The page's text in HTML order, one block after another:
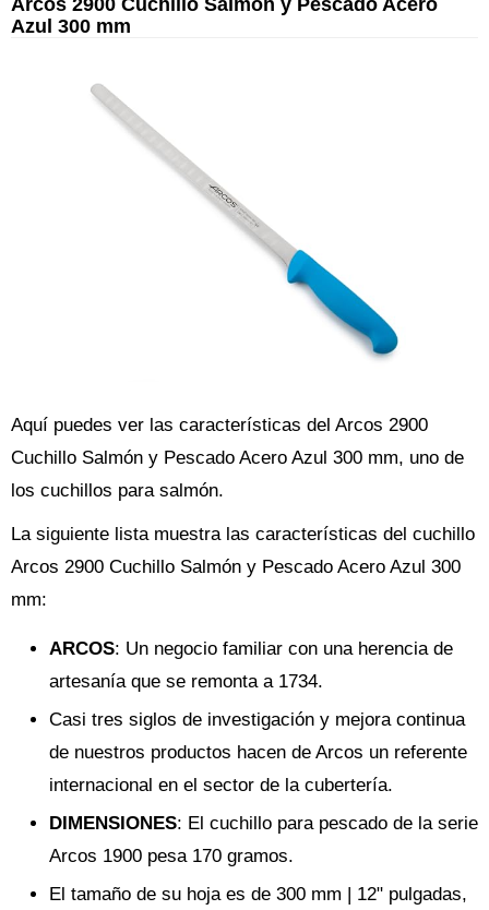
Azul 300 mm
Aquí puedes ver las características del Arcos 2900
Cuchillo Salmón y Pescado Acero Azul 300 mm, uno de
los cuchillos para salmón.
La siguiente lista muestra las características del cuchillo
Arcos 2900 Cuchillo Salmón y Pescado Acero Azul 300
mm:
ARCOS: Un negocio familiar con una herencia de
artesanía que se remonta a 1734.
Casi tres siglos de investigación y mejora continua
de nuestros productos hacen de Arcos un referente
internacional en el sector de la cubertería.
DIMENSIONES: El cuchillo para pescado de la serie
Arcos 1900 pesa 170 gramos.
El tamaño de su hoja es de 300 mm | 12" pulgadas,